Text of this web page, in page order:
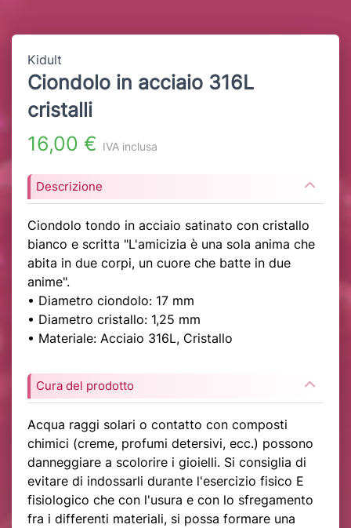
Kidult
Ciondolo in acciaio 316L
cristalli
16,00 € IVA inclusa
Descrizione
Ciondolo tondo in acciaio satinato con cristallo
bianco e scritta "L'amicizia è una sola anima che
abita in due corpi, un cuore che batte in due
anime".
• Diametro ciondolo: 17 mm
• Diametro cristallo: 1,25 mm
• Materiale: Acciaio 316L, Cristallo
Cura del prodotto
Acqua raggi solari o contatto con composti
chimici (creme, profumi detersivi, ecc.) possono
danneggiare a scolorire i gioielli. Si consiglia di
evitare di indossarli durante l'esercizio fisico E
fisiologico che con l'usura e con lo sfregamento
fra i differenti materiali, si possa formare una